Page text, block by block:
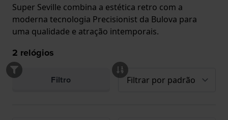
Super Seville combina a estética retro com a
moderna tecnologia Precisionist da Bulova para
uma qualidade e atração intemporais.
2 relógios
Filtro